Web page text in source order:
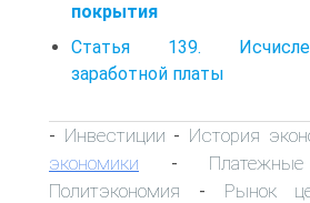
покрытия
Статья 139.
заработной платы
- Инвестиции - История
экономики -
Политэкономия - Рынок